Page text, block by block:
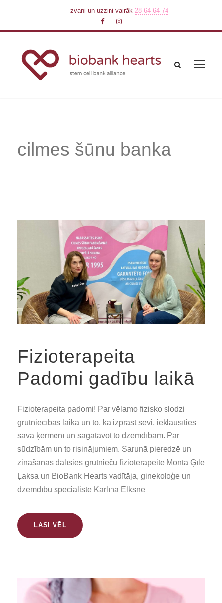
zvani un uzzini vairāk 28 64 64 74
cilmes šūnu banka
Fizioterapeita
Padomi gadību laikā
Fizioterapeita padomi! Par vēlamo fizisko slodzi
grūtniecības laikā un to, kā izprast sevi, ieklausīties
savā ķermenī un sagatavot to dzemdībām. Par
sūdzībām un to risinājumiem. Sarunā pieredzē un
zināšanās dalīsies grūtnieču fizioterapeite Monta Ģīle
Ļaksa un BioBank Hearts vadītāja, ginekoloģe un
dzemdību speciāliste Karlīna Elksne
LASI VĒL